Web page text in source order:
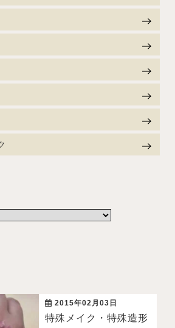
2015年02月03日
特殊メイク・特殊造形